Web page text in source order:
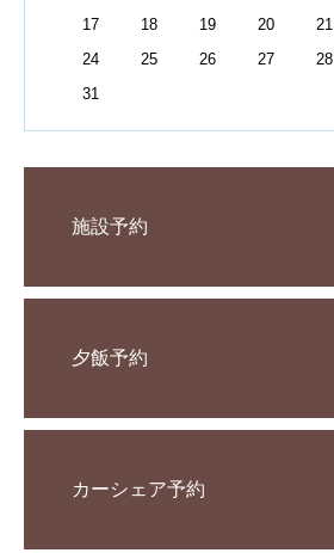
17
18 19 20 21
24
25 26 27 28
31
施設予約
夕飯予約
カーシェア予約